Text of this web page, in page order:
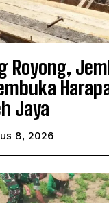
Royong,
Jaya
8, 2026